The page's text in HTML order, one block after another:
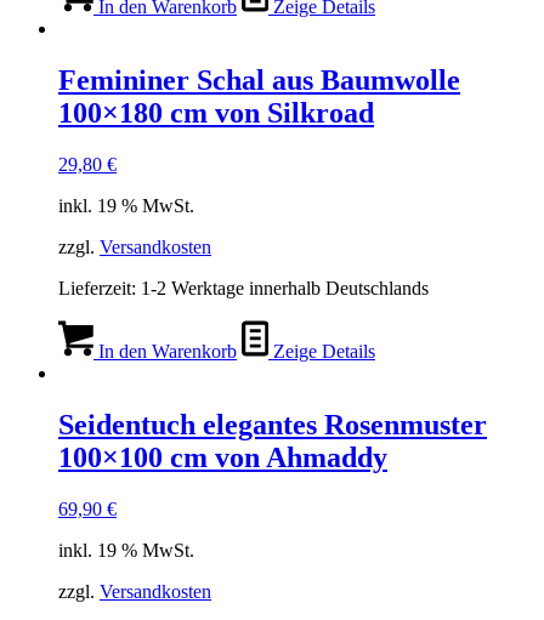
In den Warenkorb Zeige Details
Femininer Schal aus Baumwolle
100×180 cm von Silkroad
29,80 €
inkl. 19 % MwSt.
zzgl. Versandkosten
Lieferzeit: 1-2 Werktage innerhalb Deutschlands
In den Warenkorb Zeige Details
Seidentuch elegantes Rosenmuster
100×100 cm von Ahmaddy
69,90 €
inkl. 19 % MwSt.
zzgl. Versandkosten